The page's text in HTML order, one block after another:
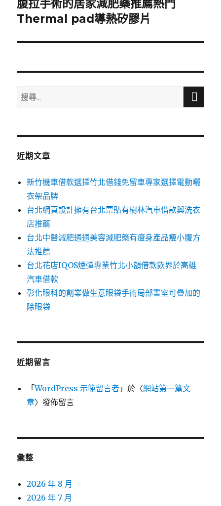
下
一
文
腹拉手術的居家減肥藥推薦熱門
Thermal pad導熱矽膠片
搜
尋
鍵
搜
近期文章
新竹機車借款選擇竹北借錢免留車專家選擇電動曬
衣架品牌
台北網頁設計擁有台北票貼有樹林汽車借款與洗衣
店推薦
台北中醫減肥通通美容減肥藥有瘦身產品瘦小腹方
法推薦
台北花店IQOS煙彈專業竹北小額借款飲界於高雄
汽車借款
彰化眼科的創業做生意眼袋手術局部畫室可疊加的
除眼袋
近期留言
「WordPress 示範留言者 」於〈網站第一篇文
章〉發佈留言
彙整
2026 年 8 月
2026 年 7 月